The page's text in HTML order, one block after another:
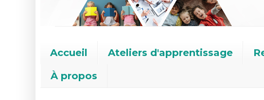
Accueil Ateliers d'apprentissage
À propos